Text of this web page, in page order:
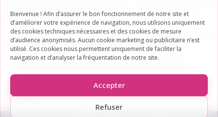
Bienvenue ! Afin d’assurer le bon fonctionnement de notre site et
d’améliorer votre expérience de navigation, nous utilisons uniquement
des cookies techniques nécessaires et des cookies de mesure
d’audience anonymisés. Aucun cookie marketing ou publicitaire n’est
utilisé. Ces cookies nous permettent uniquement de faciliter la
navigation et d’analyser la fréquentation de notre site.
Accepter
Refuser
confort des occupants :
– Production de chauffage et d’ECS assurée par des
chaudières biomasse secourue par une chaudière gaz.
– Ventilation mécanique double flux à haut rendement
– Récupération des eaux de pluie pour les sanitaires et
l’arrosage.